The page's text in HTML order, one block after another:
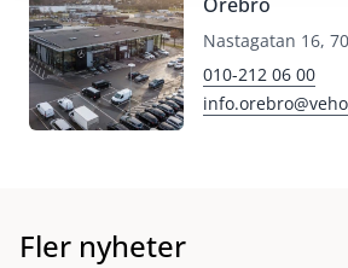
Nastagatan 16,
010-212 06 00
Fler nyheter